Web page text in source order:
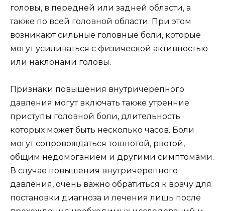
головы, в передней или задней области, а
также по всей головной области. При этом
возникают сильные головные боли, которые
могут усиливаться с физической активностью
или наклонами головы.
Признаки повышения внутричерепного
давления могут включать также утренние
приступы головной боли, длительность
которых может быть несколько часов. Боли
могут сопровождаться тошнотой, рвотой,
общим недомоганием и другими симптомами.
В случае повышения внутричерепного
давления, очень важно обратиться к врачу для
постановки диагноза и лечения лишь после